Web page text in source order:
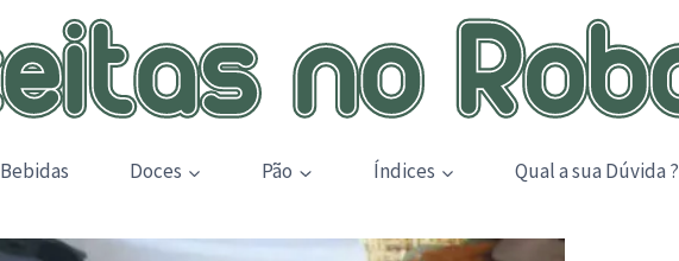
Bebidas Doces Pão Índices Qual a sua Dúvida ?